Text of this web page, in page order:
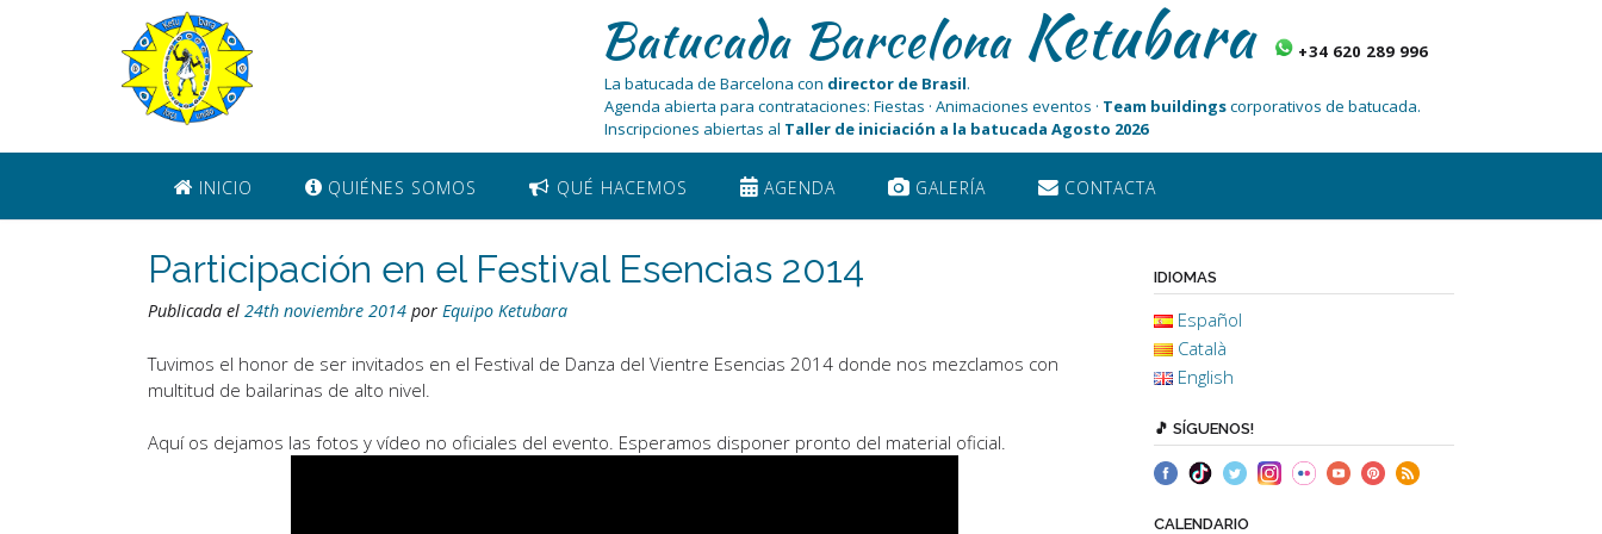
Batucada Barcelona Ketubara
+34 620 289 996
La batucada de Barcelona con director de Brasil.
Agenda abierta para contrataciones: Fiestas · Animaciones eventos · Team buildingscorporativos de batucada.
Inscripciones abiertas al Taller de iniciación a la batucada Agosto 2026
INICIO QUIÉNES SOMOS QUÉ HACEMOS AGENDA GALERÍA CONTACTA
Participación en el Festival Esencias 2014
Publicada el 24th noviembre 2014 por Equipo Ketubara
Tuvimos el honor de ser invitados en el Festival de Danza del Vientre Esencias 2014 donde nos mezclamos con
multitud de bailarinas de alto nivel.
Aquí os dejamos las fotos y vídeo no oficiales del evento. Esperamos disponer pronto del material oficial.
IDIOMAS
Español
Català
English
🎵 SÍGUENOS!
CALENDARIO